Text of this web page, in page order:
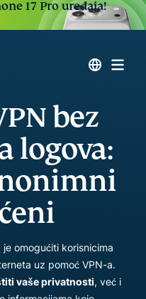
17 Pro uređaja!
bez
logova:
omogućiti korisnicima
uz pomoć VPN-a.
vaše privatnosti, već i